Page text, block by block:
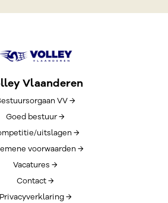
Vlaanderen
VV →
Goed bestuur →
uitslagen →
voorwaarden →
Vacatures →
Contact →
Privacyverklaring →